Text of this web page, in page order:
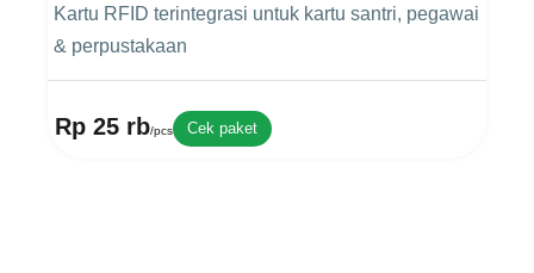
Kartu RFID terintegrasi untuk kartu santri, pegawai
& perpustakaan
Rp 25 rb/pcs Cek paket